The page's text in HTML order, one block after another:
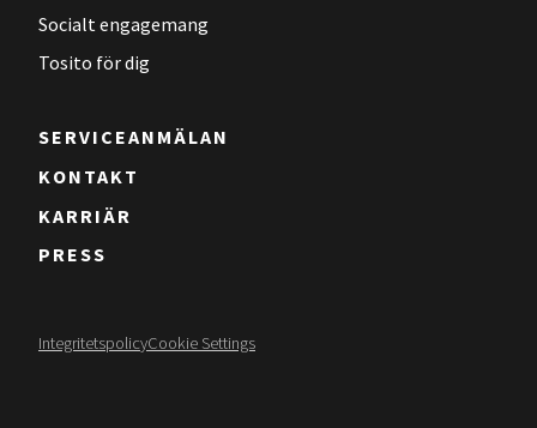
Socialt engagemang
Tosito för dig
SERVICEANMÄLAN
KONTAKT
KARRIÄR
PRESS
IntegritetspolicyCookie Settings